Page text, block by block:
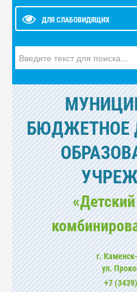
ДЛЯ СЛАБОВИДЯЩИХ
БЮДЖЕТНОЕ
г.
ул.
+7